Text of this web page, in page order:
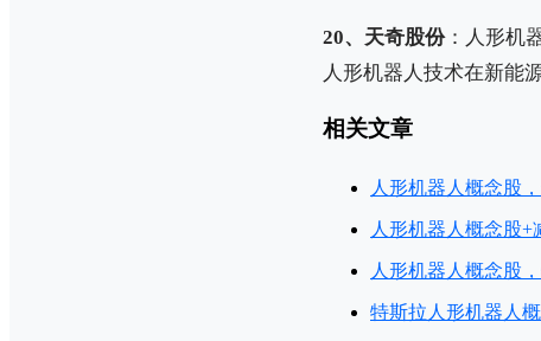
20、天奇股份：人形机
人形机器人技术在新能
相关文章
人形机器人概念股
人形机器人概念股+
人形机器人概念股
特斯拉人形机器人